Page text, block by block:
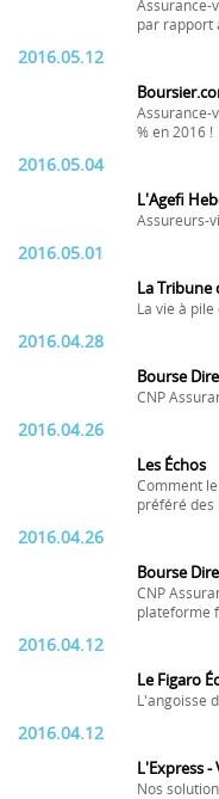
Assurance-
par rapport
2016.05.12
Assurance-
% en 2016 !
2016.05.04
L'Agefi
Assureurs-
2016.05.01
La Tribune
La vie à pile
2016.04.28
Bourse
CNP
2016.04.26
Les Échos
Comment
préféré des
2016.04.26
Bourse
CNP
plateforme
2016.04.12
Le Figaro
L'angoisse
2016.04.12
L'Express
Nos